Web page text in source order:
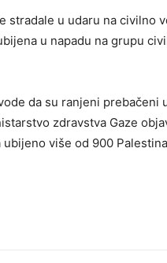
stradale u udaru na civilno
u napadu na grupu
da su ranjeni
zdravstva Gaze
ubijeno više od 900